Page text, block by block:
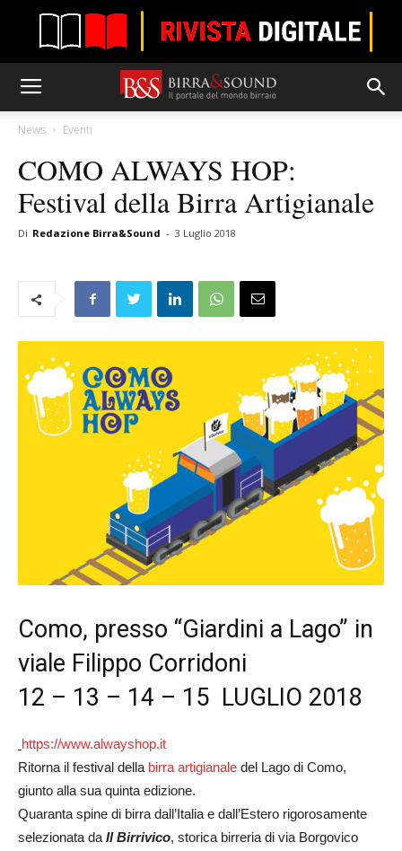
News Eventi
COMO ALWAYS HOP:
Festival della Birra Artigianale
Di Redazione Birra&Sound - 3 Luglio 2018
Como, presso “Giardini a Lago” in
viale Filippo Corridoni
12 – 13 – 14 – 15 LUGLIO 2018
https://www.alwayshop.it
Ritorna il festival della birra artigianale del Lago di Como,
giunto alla sua quinta edizione.
Quaranta spine di birra dall’Italia e dall’Estero rigorosamente
selezionata da Il Birrivico, storica birreria di via Borgovico